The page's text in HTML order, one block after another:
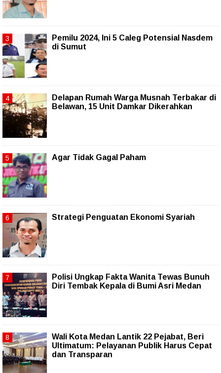
Pemilu 2024, Ini 5 Caleg Potensial Nasdem
di Sumut
Delapan Rumah Warga Musnah Terbakar di
Belawan, 15 Unit Damkar Dikerahkan
Agar Tidak Gagal Paham
Strategi Penguatan Ekonomi Syariah
Polisi Ungkap Fakta Wanita Tewas Bunuh
Diri Tembak Kepala di Bumi Asri Medan
Wali Kota Medan Lantik 22 Pejabat, Beri
Ultimatum: Pelayanan Publik Harus Cepat
dan Transparan